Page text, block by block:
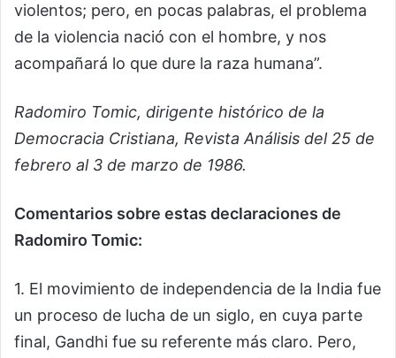
violentos; pero, en pocas palabras, el problema
de la violencia nació con el hombre, y nos
acompañará lo que dure la raza humana”.
Radomiro Tomic, dirigente histórico de la
Democracia Cristiana, Revista Análisis del 25 de
febrero al 3 de marzo de 1986.
Comentarios sobre estas declaraciones de
Radomiro Tomic:
1. El movimiento de independencia de la India fue
un proceso de lucha de un siglo, en cuya parte
final, Gandhi fue su referente más claro. Pero,